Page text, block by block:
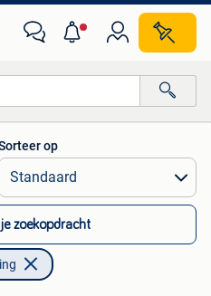
op
zoekopdracht